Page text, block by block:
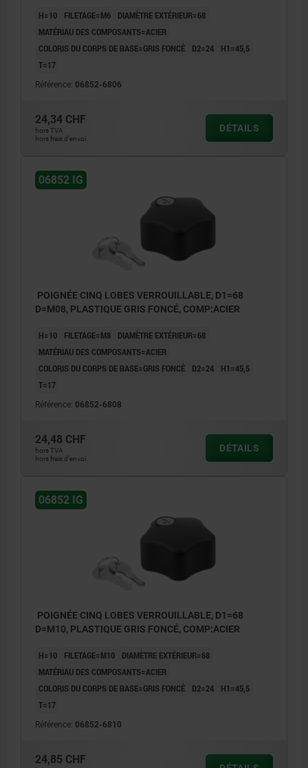
H=10 FILETAGE=M6
DIAMÈTRE EXTÉRIEUR=68
MATÉRIAU DES COMPOSANTS=ACIER
COLORIS DU CORPS DE BASE=GRIS FONCÉ
D2=24
H1=45,5
T=17
Référence: 06852-6806
24,34 CHF
hors TVA
hors frais d’envoi
DÉTAILS
06852 IG
POIGNÉE CINQ LOBES VERROUILLABLE, D1=68
D=M08, PLASTIQUE GRIS FONCÉ, COMP:ACIER
H=10 FILETAGE=M8
DIAMÈTRE EXTÉRIEUR=68
MATÉRIAU DES COMPOSANTS=ACIER
COLORIS DU CORPS DE BASE=GRIS FONCÉ
D2=24
H1=45,5
T=17
Référence: 06852-6808
24,48 CHF
hors TVA
hors frais d’envoi
DÉTAILS
06852 IG
POIGNÉE CINQ LOBES VERROUILLABLE, D1=68
D=M10, PLASTIQUE GRIS FONCÉ, COMP:ACIER
H=10 FILETAGE=M10
DIAMÈTRE EXTÉRIEUR=68
MATÉRIAU DES COMPOSANTS=ACIER
COLORIS DU CORPS DE BASE=GRIS FONCÉ
D2=24
H1=45,5
T=17
Référence: 06852-6810
24,85 CHF